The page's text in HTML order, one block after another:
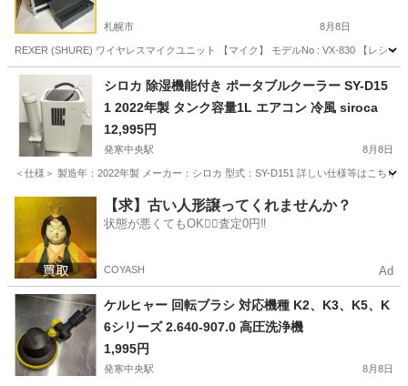
札幌市 8月8日
REXER (SHURE) ワイヤレスマイクユニット 【マイク】 モデルNo : VX-830 【レシ
北海道 札幌市 その他 SHURE
シロカ 除湿機能付き ポータブルクーラー SY-D15
1 2022年製 タンク容量1L エアコン 冷風 siroca
12,995円
発寒中央駅 8月8日
＜仕様＞ 製造年：2022年製 メーカー：シロカ 型式：SY-D151 詳しい仕様等はこちら
発寒中央駅 季節、空調家電
【求】古い人形譲ってくれませんか？
状態が悪くてもOK🙆‍♀️査定0円‼️
COYASH Ad
ケルヒャー 回転ブラシ 対応機種 K2、K3、K5、K
6シリーズ 2.640-907.0 高圧洗浄機
1,995円
発寒中央駅 8月8日